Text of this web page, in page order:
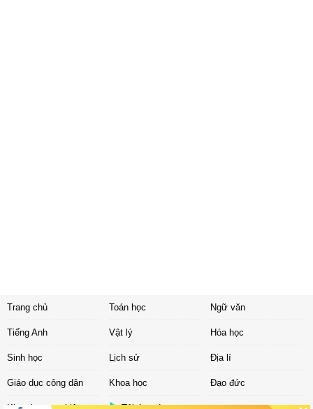
Trang chủ Toán học Ngữ văn
Tiếng Anh Vật lý Hóa học
Sinh học Lịch sử Địa lí
Giáo dục công dân Khoa học Đạo đức